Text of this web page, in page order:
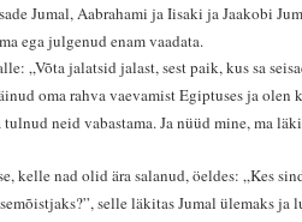
Jumal, Aabrahami ja Iisaki ja Jaakobi
ega julgenud enam vaadata.
„Võta jalatsid jalast, sest paik, kus sa
oma rahva vaevamist Egiptuses ja olen
neid vabastama. Ja nüüd mine, ma
kelle nad olid ära salanud, öeldes: „Kes
selle läkitas Jumal ülemaks ja